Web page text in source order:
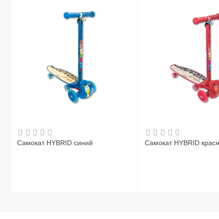
Самокат HYBRID синий Самокат HYBRID